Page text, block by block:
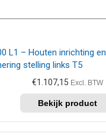
L1 – Houten inrichting en
stelling links T5
€1.107,15 Excl. BTW